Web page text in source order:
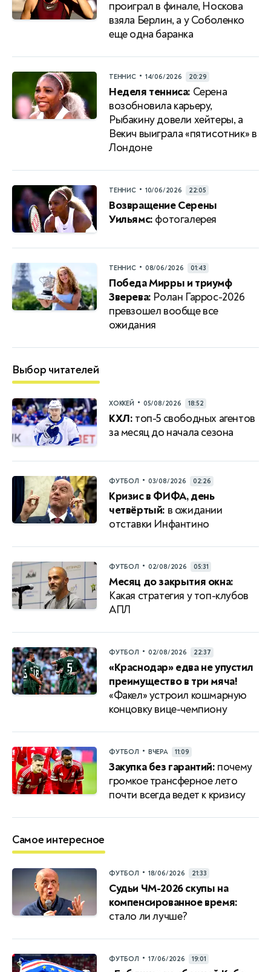
проиграл в финале, Носкова
взяла Берлин, а у Соболенко
еще одна баранка
ТЕННИС • 14/06/2026 20:29
Неделя тенниса: Серена
возобновила карьеру,
Рыбакину довели хейтеры, а
Векич выиграла «пятисотник» в
Лондоне
ТЕННИС • 10/06/2026 22:05
Возвращение Серены
Уильямс: фотогалерея
ТЕННИС • 08/06/2026 01:43
Победа Мирры и триумф
Зверева: Ролан Гаррос-2026
превзошел вообще все
ожидания
Выбор читателей
ХОККЕЙ • 05/08/2026 18:52
КХЛ: топ-5 свободных агентов
за месяц до начала сезона
ФУТБОЛ • 03/08/2026 02:26
Кризис в ФИФА, день
четвёртый: в ожидании
отставки Инфантино
ФУТБОЛ • 02/08/2026 05:31
Месяц до закрытия окна:
Какая стратегия у топ-клубов
АПЛ
ФУТБОЛ • 02/08/2026 22:37
«Краснодар» едва не упустил
преимущество в три мяча!
«Факел» устроил кошмарную
концовку вице-чемпиону
ФУТБОЛ • ВЧЕРА 11:09
Закупка без гарантий: почему
громкое трансферное лето
почти всегда ведет к кризису
Самое интересное
ФУТБОЛ • 18/06/2026 21:33
Судьи ЧМ-2026 скупы на
компенсированное время:
стало ли лучше?
ФУТБОЛ • 17/06/2026 19:01